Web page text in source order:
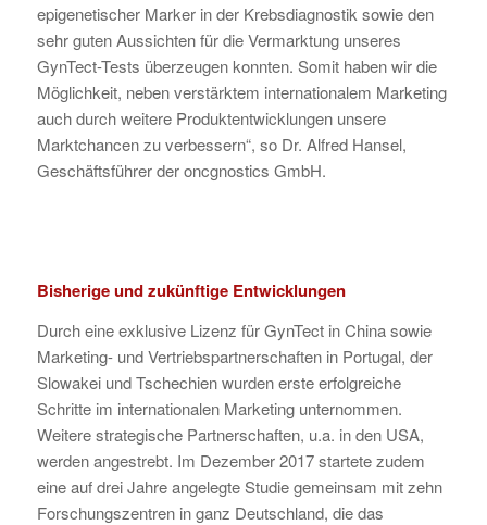
epigenetischer Marker in der Krebsdiagnostik sowie den
sehr guten Aussichten für die Vermarktung unseres
GynTect-Tests überzeugen konnten. Somit haben wir die
Möglichkeit, neben verstärktem internationalem Marketing
auch durch weitere Produktentwicklungen unsere
Marktchancen zu verbessern“, so Dr. Alfred Hansel,
Geschäftsführer der oncgnostics GmbH.
Bisherige und zukünftige Entwicklungen
Durch eine exklusive Lizenz für GynTect in China sowie
Marketing- und Vertriebspartnerschaften in Portugal, der
Slowakei und Tschechien wurden erste erfolgreiche
Schritte im internationalen Marketing unternommen.
Weitere strategische Partnerschaften, u.a. in den USA,
werden angestrebt. Im Dezember 2017 startete zudem
eine auf drei Jahre angelegte Studie gemeinsam mit zehn
Forschungszentren in ganz Deutschland, die das